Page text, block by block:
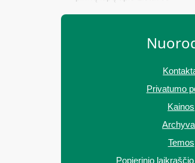
ansamblis pristatė šilinių
Privatumo
Kainos
Temos
Popierinio